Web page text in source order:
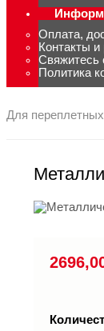
Оплата,
Контакты и
Свяжитесь
Политика
Для